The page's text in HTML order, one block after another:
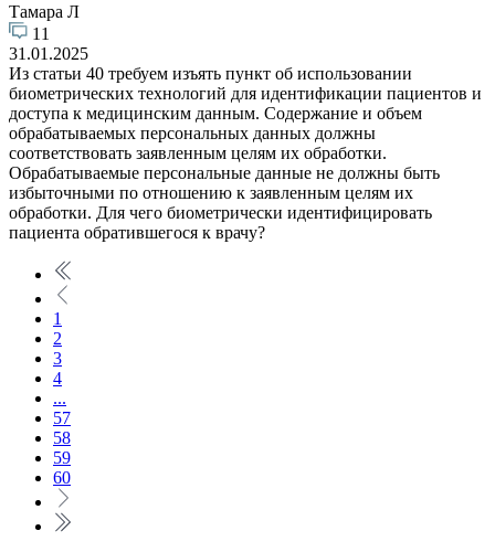
Тамара Л
11
31.01.2025
Из статьи 40 требуем изъять пункт об использовании
биометрических технологий для идентификации пациентов и
доступа к медицинским данным. Содержание и объем
обрабатываемых персональных данных должны
соответствовать заявленным целям их обработки.
Обрабатываемые персональные данные не должны быть
избыточными по отношению к заявленным целям их
обработки. Для чего биометрически идентифицировать
пациента обратившегося к врачу?
1
2
3
4
...
57
58
59
60